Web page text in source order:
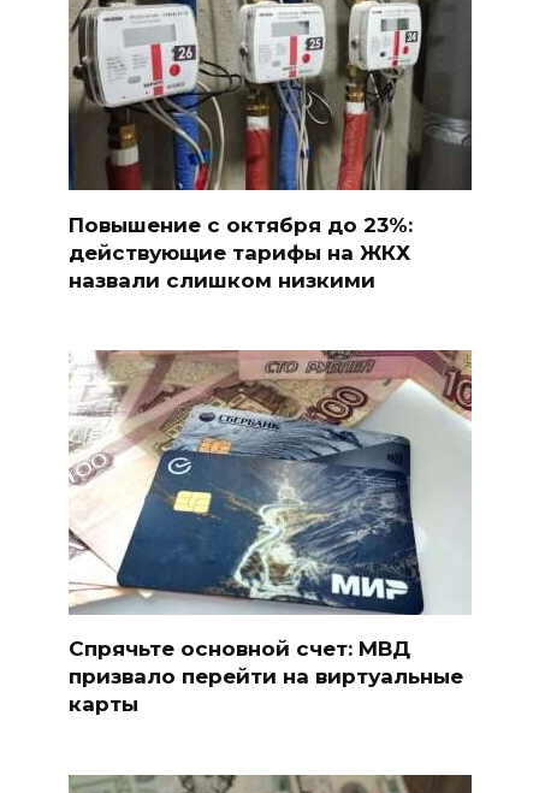
Повышение с октября до 23%:
действующие тарифы на ЖКХ
назвали слишком низкими
Спрячьте основной счет: МВД
призвало перейти на виртуальные
карты